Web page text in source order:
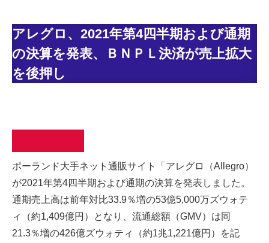
アレグロ、2021年第4四半期および通期
の決算を発表、ＢＮＰＬ決済が売上拡大
を後押し
ポーランド大手ネット通販サイト「アレグロ（Allegro）
が2021年第4四半期および通期の決算を発表しました。
通期売上高は前年対比33.9％増の53億5,000万ズウォテ
ィ（約1,409億円）となり、流通総額（GMV）は同
21.3％増の426億ズウォティ（約1兆1,221億円）を記